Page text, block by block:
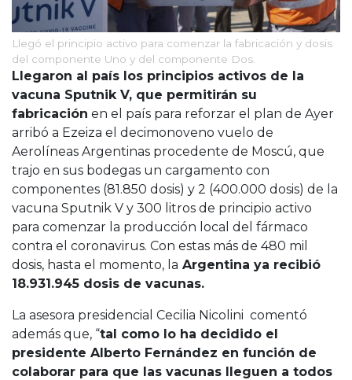
Llegó el principio activo para comenzar la fabricación y dosis
del componente Uno y del componente Dos.
Llegaron al país los principios activos de la
vacuna Sputnik V, que permitirán su
fabricación en el país para reforzar el plan de Ayer
arribó a Ezeiza el decimonoveno vuelo de
Aerolíneas Argentinas procedente de Moscú, que
trajo en sus bodegas un cargamento con
componentes (81.850 dosis) y 2 (400.000 dosis) de la
vacuna Sputnik V y 300 litros de principio activo
para comenzar la producción local del fármaco
contra el coronavirus. Con estas más de 480 mil
dosis, hasta el momento, la Argentina ya recibió
18.931.945 dosis de vacunas.
La asesora presidencial Cecilia Nicolini comentó
además que, “tal como lo ha decidido el
presidente Alberto Fernández en función de
colaborar para que las vacunas lleguen a todos